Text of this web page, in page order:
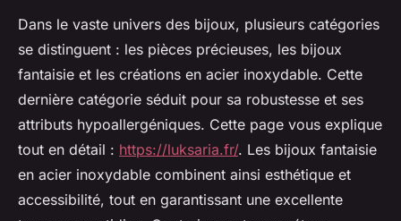
Dans le vaste univers des bijoux, plusieurs catégories
se distinguent : les pièces précieuses, les bijoux
fantaisie et les créations en acier inoxydable. Cette
dernière catégorie séduit pour sa robustesse et ses
attributs hypoallergéniques. Cette page vous explique
tout en détail : https://luksaria.fr/. Les bijoux fantaisie
en acier inoxydable combinent ainsi esthétique et
accessibilité, tout en garantissant une excellente